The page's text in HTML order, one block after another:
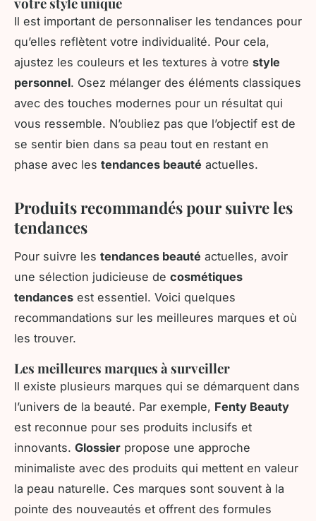
Il est important de personnaliser les tendances pour
qu’elles reflètent votre individualité. Pour cela,
ajustez les couleurs et les textures à votre style
personnel. Osez mélanger des éléments classiques
avec des touches modernes pour un résultat qui
vous ressemble. N’oubliez pas que l’objectif est de
se sentir bien dans sa peau tout en restant en
phase avec les tendances beauté actuelles.
Produits recommandés pour suivre les
tendances
Pour suivre les tendances beauté actuelles, avoir
une sélection judicieuse de cosmétiques
tendances est essentiel. Voici quelques
recommandations sur les meilleures marques et où
les trouver.
Les meilleures marques à surveiller
Il existe plusieurs marques qui se démarquent dans
l’univers de la beauté. Par exemple, Fenty Beauty
est reconnue pour ses produits inclusifs et
innovants. Glossier propose une approche
minimaliste avec des produits qui mettent en valeur
la peau naturelle. Ces marques sont souvent à la
pointe des nouveautés et offrent des formules